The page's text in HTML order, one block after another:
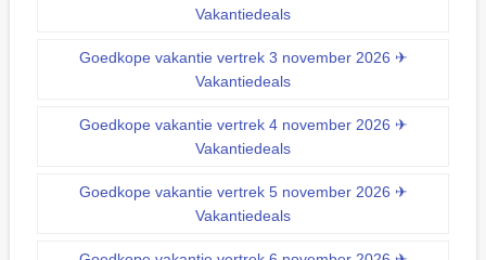
Vakantiedeals
Goedkope vakantie vertrek 3 november 2026 ✈
Vakantiedeals
Goedkope vakantie vertrek 4 november 2026 ✈
Vakantiedeals
Goedkope vakantie vertrek 5 november 2026 ✈
Vakantiedeals